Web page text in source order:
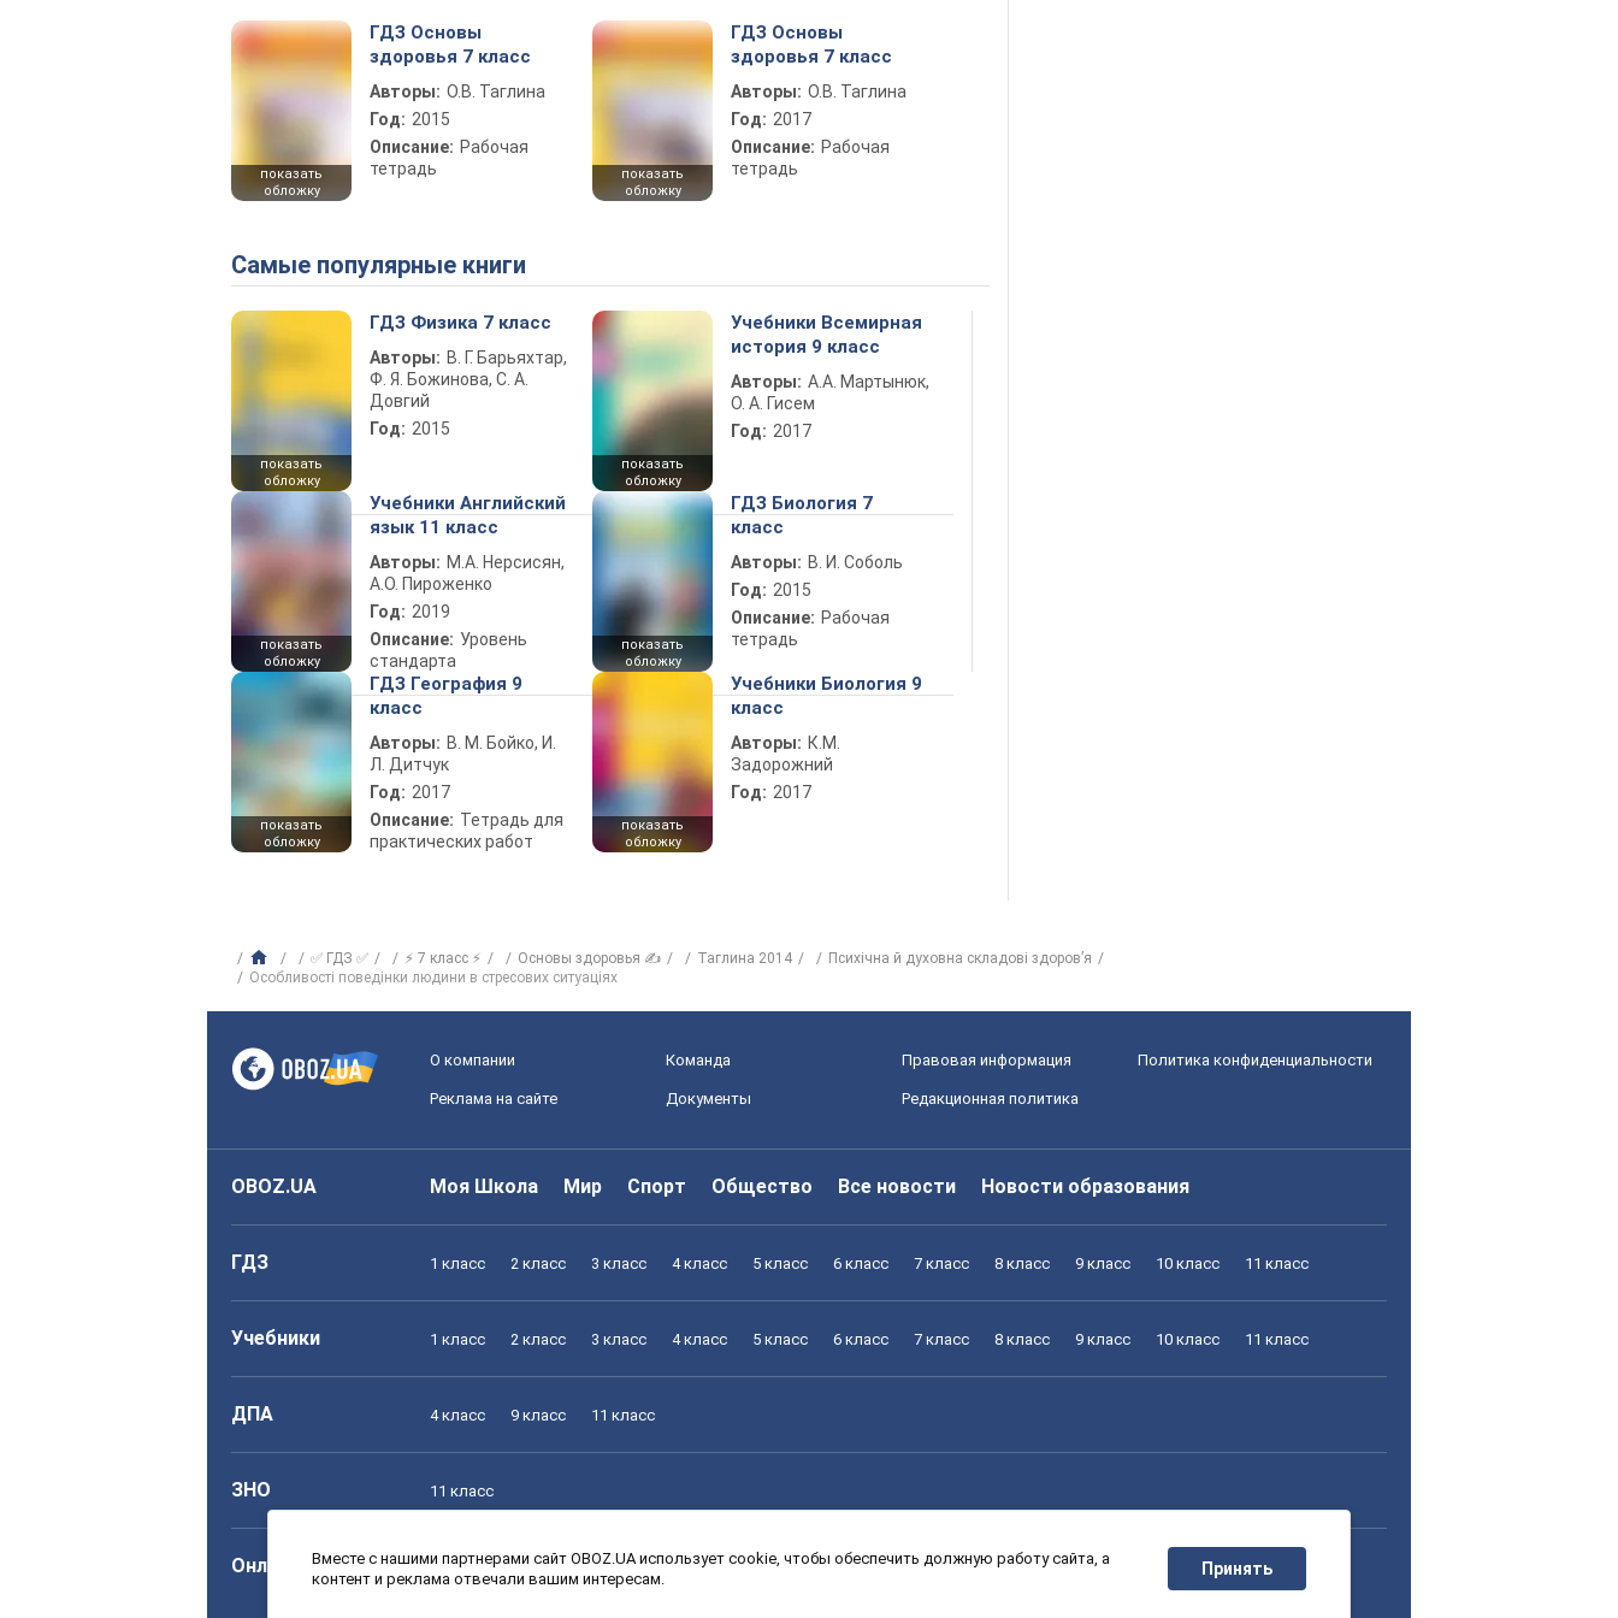
показать
обложку
ГДЗ Основы
здоровья 7 класс
Авторы: О.В. Таглина
Год: 2015
Описание: Рабочая
тетрадь
показать
обложку
ГДЗ Основы
здоровья 7 класс
Авторы: О.В. Таглина
Год: 2017
Описание: Рабочая
тетрадь
Самые популярные книги
показать
обложку
ГДЗ Физика 7 класс
Авторы: В. Г. Барьяхтар,
Ф. Я. Божинова, С. А.
Довгий
Год: 2015
показать
обложку
Учебники Всемирная
история 9 класс
Авторы: А.А. Мартынюк,
О. А. Гисем
Год: 2017
показать
обложку
Учебники Английский
язык 11 класс
Авторы: М.А. Нерсисян,
А.О. Пироженко
Год: 2019
Описание: Уровень
стандарта
показать
обложку
ГДЗ Биология 7
класс
Авторы: В. И. Соболь
Год: 2015
Описание: Рабочая
тетрадь
показать
обложку
ГДЗ География 9
класс
Авторы: В. М. Бойко, И.
Л. Дитчук
Год: 2017
Описание: Тетрадь для
практических работ
показать
обложку
Учебники Биология 9
класс
Авторы: К.М.
Задорожний
Год: 2017
✅ ГДЗ ✅ ⚡ 7 класс ⚡ Основы здоровья ✍ Таглина 2014
Психічна й духовна складові здоров’я
Особливості поведінки людини в стресових ситуаціях
О компании Команда Правовая информация Политика конфиденциальности
Реклама на сайте Документы Редакционная политика
OBOZ.UA Моя Школа Мир Спорт Общество Все новости Новости образования
ГДЗ 1 класс 2 класс 3 класс 4 класс 5 класс 6 класс 7 класс 8 класс 9 класс 10 класс 11 класс
Учебники 1 класс 2 класс 3 класс 4 класс 5 класс 6 класс 7 класс 8 класс 9 класс 10 класс 11 класс
ДПА 4 класс 9 класс 11 класс
ЗНО 11 класс
Онлайн уроки 1 класс 2 класс 3 класс 4 класс 5 класс 6 класс 7 класс 8 класс 9 класс 10 класс 11 класс
Вместе с нашими партнерами сайт OBOZ.UA использует cookie, чтобы обеспечить должную работу сайта, а
контент и реклама отвечали вашим интересам.
Принять